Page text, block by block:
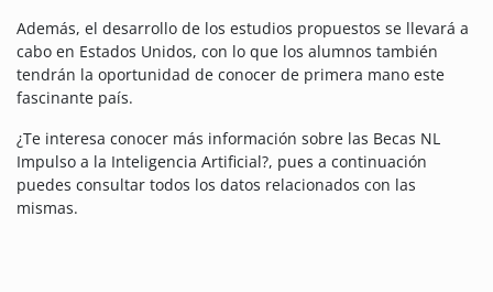
Además, el desarrollo de los estudios propuestos se llevará a
cabo en Estados Unidos, con lo que los alumnos también
tendrán la oportunidad de conocer de primera mano este
fascinante país.
¿Te interesa conocer más información sobre las Becas NL
Impulso a la Inteligencia Artificial?, pues a continuación
puedes consultar todos los datos relacionados con las
mismas.